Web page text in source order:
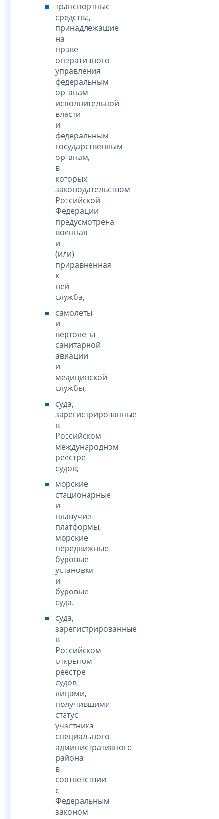
транспортные
средства,
принадлежащие
на
праве
оперативного
управления
федеральным
органам
исполнительной
власти
и
федеральным
государственным
органам,
в
которых
законодательством
Российской
Федерации
предусмотрена
военная
и
(или)
приравненная
к
ней
служба;
самолеты
и
вертолеты
санитарной
авиации
и
медицинской
службы;
суда,
зарегистрированные
в
Российском
международном
реестре
судов;
морские
стационарные
и
плавучие
платформы,
морские
передвижные
буровые
установки
и
буровые
суда.
суда,
зарегистрированные
в
Российском
открытом
реестре
судов
лицами,
получившими
статус
участника
специального
административного
района
в
соответствии
с
Федеральным
законом